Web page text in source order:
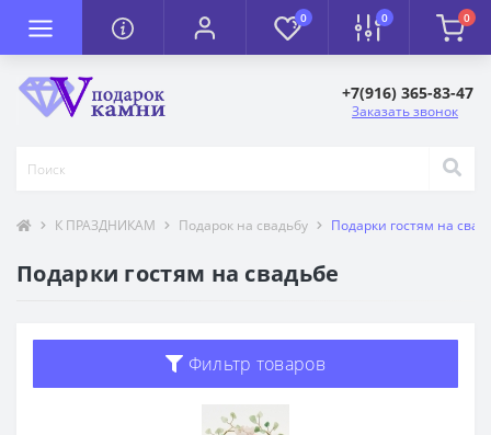
0 0 0
+7(916) 365-83-47
Заказать звонок
К ПРАЗДНИКАМ Подарок на свадьбу Подарки гостям на
Подарки гостям на свадьбе
Фильтр товаров